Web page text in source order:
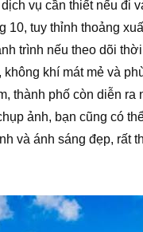
vụ cần thiết nếu đi
10, tuy thỉnh thoảng
trình nếu theo dõi
khí mát mẻ và
thành phố còn diễn ra
ảnh, bạn cũng có
và ánh sáng đẹp, rất